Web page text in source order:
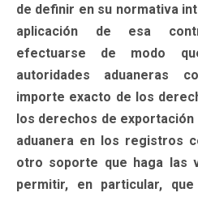
de definir en su normativa
aplicación de esa
efectuarse de modo
autoridades aduaneras
importe exacto de los
los derechos de exportación
aduanera en los registros
otro soporte que haga las
permitir, en particular,